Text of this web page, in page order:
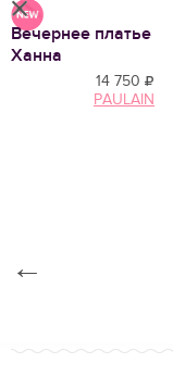
Нравится
Вечернее платье
Ханна
14 750
PAULAIN
←